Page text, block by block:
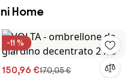
Home
-11 %
150,96 €170,05 €